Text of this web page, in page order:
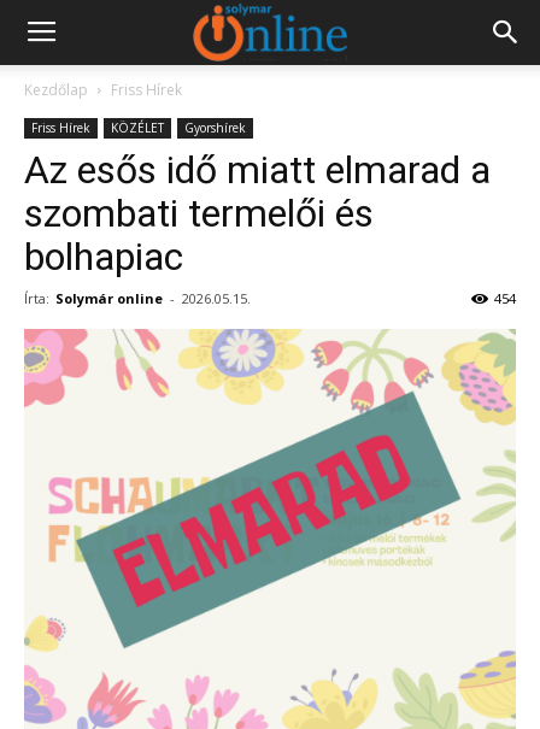
Kezdőlap Friss Hírek
Friss Hírek KÖZÉLET Gyorshírek
Az esős idő miatt elmarad a
szombati termelői és
bolhapiac
Írta: Solymár online - 2026.05.15. 454